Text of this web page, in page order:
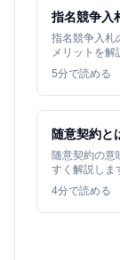
指名競争入
指名競争入札
メリットを解
5分で読める
随意契約と
随意契約の意
すく解説しま
4分で読める